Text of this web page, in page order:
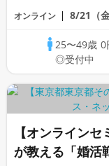
変わらないと感
オンライン 8/21（金
25〜49歳0
◎受付中
【オンライン
が教える「婚活